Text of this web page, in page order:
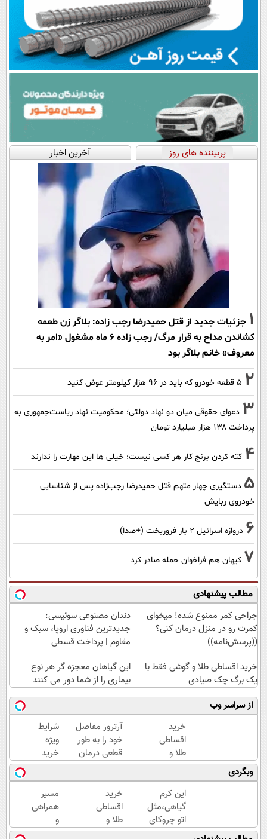
پربیننده های روز آخرین اخبار
1 جزئیات جدید از قتل حمیدرضا رجب زاده: بلاگر زن طعمه
کشاندن مداح به قرار مرگ/ رجب زاده 6 ماه مشغول «امر به
معروف» خانم بلاگر بود
2 ۵ قطعه خودرو که باید در ۹۶ هزار کیلومتر عوض کنید
3 دعوای حقوقی میان دو نهاد دولتی؛ محکومیت نهاد ریاست‌جمهوری به
پرداخت ۱۳۸ هزار میلیارد تومان
4 کته کردن برنج کار هر کسی نیست؛ خیلی ها این مهارت را ندارند
5 دستگیری چهار متهم قتل حمیدرضا رجب‌زاده پس از شناسایی
خودروی ربایش
6 دروازه اسرائیل ۲ بار فروریخت (+صدا)
7 کیهان هم فراخوان حمله صادر کرد
مطالب پیشنهادی
جراحی کمر ممنوع شده! میخوای
کمرت رو در منزل درمان کنی؟
((پرسش‌نامه))
دندان مصنوعی سوئیسی:
جدیدترین فناوری اروپا، سبک و
مقاوم | پرداخت قسطی
خرید اقساطی طلا و گوشی فقط با
یک برگ چک صیادی
این گیاهان معجزه گر هر نوع
بیماری را از شما دور می کنند
از سراسر وب
خرید
اقساطی
طلا و
گوشی
فقط با
یک برگ
چک
صیادی
آرتروز مفاصل
خود را به طور
قطعی درمان
کنید!
◗پرسش‌نامه◖
شرایط
ویژه
خرید
کرم
بوتاکس
گیاهی
تا پایان
امشب!
وبگردی
این کرم
گیاهی،مثل
اتو چروکای
پوستتوصاف
خرید
اقساطی
طلا و
گوشی
مسیر
همراهی
و
گزارش